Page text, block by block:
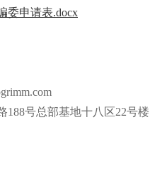
委申请表.docx
188号总部基地十八区22号楼